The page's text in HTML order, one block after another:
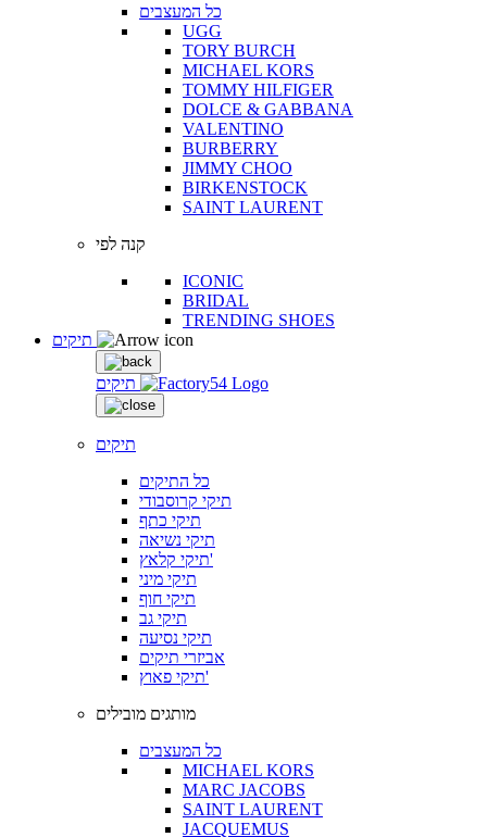
כל המעצבים
UGG
TORY BURCH
MICHAEL KORS
TOMMY HILFIGER
DOLCE & GABBANA
VALENTINO
BURBERRY
JIMMY CHOO
BIRKENSTOCK
SAINT LAURENT
קנה לפי
ICONIC
BRIDAL
TRENDING SHOES
תיקים
תיקים
כל התיקים
תיקי קרוסבודי
תיקי כתף
תיקי נשיאה
תיקי קלאץ'
תיקי מיני
תיקי חוף
תיקי גב
תיקי נסיעה
אביזרי תיקים
תיקי פאוץ'
מותגים מובילים
כל המעצבים
MICHAEL KORS
MARC JACOBS
SAINT LAURENT
JACQUEMUS